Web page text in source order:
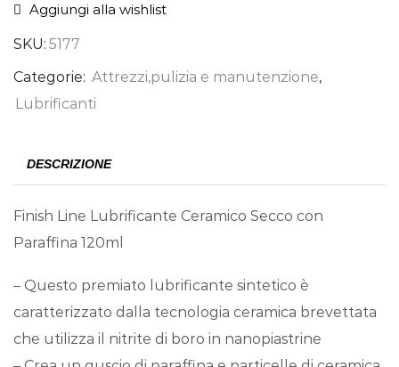
Aggiungi alla wishlist
SKU: 5177
Categorie: Attrezzi,pulizia e manutenzione,
Lubrificanti
DESCRIZIONE
Finish Line Lubrificante Ceramico Secco con
Paraffina 120ml
– Questo premiato lubrificante sintetico è
caratterizzato dalla tecnologia ceramica brevettata
che utilizza il nitrite di boro in nanopiastrine